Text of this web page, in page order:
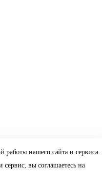
работы нашего сайта и сервиса.
вы соглашаетесь на